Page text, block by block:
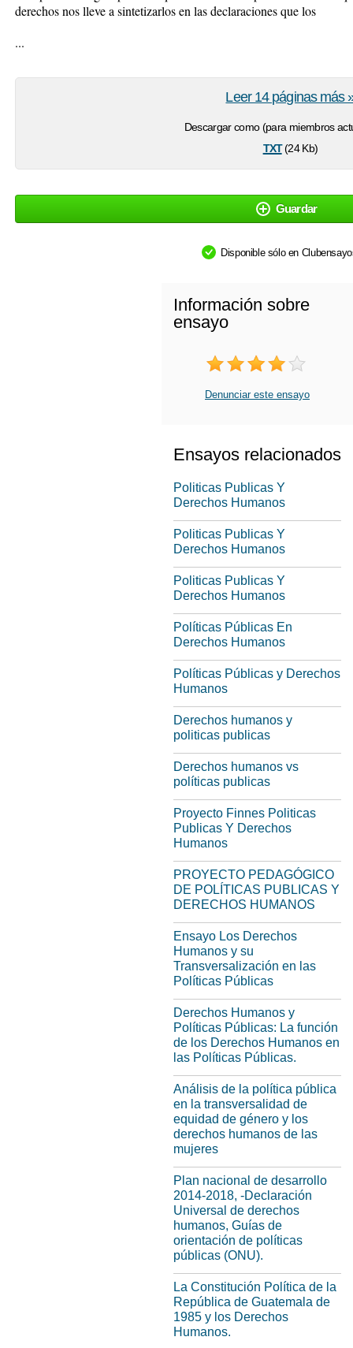
derechos nos lleve a sintetizarlos en las declaraciones que los
...
Descargar como (para miembros
txt(24 Kb)
Leer 14 páginas más
Guardar
Disponible sólo en
Información sobre
ensayo
Denunciar este ensayo
Ensayos relacionados
Politicas Publicas Y
Derechos Humanos
Politicas Publicas Y
Derechos Humanos
Politicas Publicas Y
Derechos Humanos
Políticas Públicas En
Derechos Humanos
Políticas Públicas y Derechos
Humanos
Derechos humanos y
politicas publicas
Derechos humanos vs
políticas publicas
Proyecto Finnes Politicas
Publicas Y Derechos
Humanos
PROYECTO PEDAGÓGICO
DE POLÍTICAS PUBLICAS Y
DERECHOS HUMANOS
Ensayo Los Derechos
Humanos y su
Transversalización en las
Políticas Públicas
Derechos Humanos y
Políticas Públicas: La función
de los Derechos Humanos en
las Políticas Públicas.
Análisis de la política pública
en la transversalidad de
equidad de género y los
derechos humanos de las
mujeres
Plan nacional de desarrollo
2014-2018, -Declaración
Universal de derechos
humanos, Guías de
orientación de políticas
públicas (ONU).
La Constitución Política de la
República de Guatemala de
1985 y los Derechos
Humanos.